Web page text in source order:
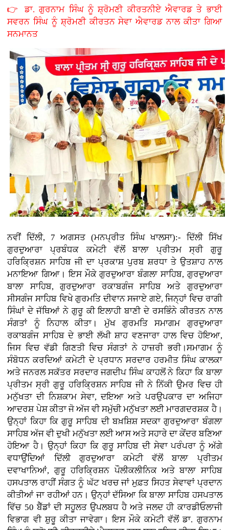
👉 ਡਾ. ਗੁਰਨਾਮ ਸਿੰਘ ਨੂੰ ਸ਼੍ਰੋਮਣੀ ਕੀਰਤਨੀਏ ਐਵਾਰਡ ਤੇ ਭਾਈ
ਸਵਰਨ ਸਿੰਘ ਨੂੰ ਸ਼੍ਰੋਮਣੀ ਕੀਰਤਨ ਸੇਵਾ ਐਵਾਰਡ ਨਾਲ ਕੀਤਾ ਗਿਆ
ਸਨਮਾਨਤ
ਨਵੀਂ ਦਿੱਲੀ, 7 ਅਗਸਤ (ਮਨਪ੍ਰੀਤ ਸਿੰਘ ਖਾਲਸਾ):- ਦਿੱਲੀ ਸਿੱਖ
ਗੁਰਦੁਆਰਾ ਪ੍ਰਬੰਧਕ ਕਮੇਟੀ ਵੱਲੋਂ ਬਾਲਾ ਪ੍ਰੀਤਮ ਸ੍ਰੀ ਗੁਰੂ
ਹਰਿਕ੍ਰਿਸ਼ਨ ਸਾਹਿਬ ਜੀ ਦਾ ਪ੍ਰਕਾਸ਼ ਪੁਰਬ ਸ਼ਰਧਾ ਤੇ ਉਤਸ਼ਾਹ ਨਾਲ
ਮਨਾਇਆ ਗਿਆ। ਇਸ ਮੌਕੇ ਗੁਰਦੁਆਰਾ ਬੰਗਲਾ ਸਾਹਿਬ, ਗੁਰਦੁਆਰਾ
ਬਾਲਾ ਸਾਹਿਬ, ਗੁਰਦੁਆਰਾ ਰਕਾਬਗੰਜ ਸਾਹਿਬ ਅਤੇ ਗੁਰਦੁਆਰਾ
ਸੀਸਗੰਜ ਸਾਹਿਬ ਵਿਖੇ ਗੁਰਮਤਿ ਦੀਵਾਨ ਸਜਾਏ ਗਏ, ਜਿਨ੍ਹਾਂ ਵਿਚ ਰਾਗੀ
ਸਿੰਘਾਂ ਦੇ ਜੱਥਿਆਂ ਨੇ ਗੁਰੂ ਕੀ ਇਲਾਹੀ ਬਾਣੀ ਦੇ ਰਸਭਿੰਨੇ ਕੀਰਤਨ ਨਾਲ
ਸੰਗਤਾਂ ਨੂੰ ਨਿਹਾਲ ਕੀਤਾ। ਮੁੱਖ ਗੁਰਮਤਿ ਸਮਾਗਮ ਗੁਰਦੁਆਰਾ
ਰਕਾਬਗੰਜ ਸਾਹਿਬ ਦੇ ਭਾਈ ਲੱਖੀ ਸ਼ਾਹ ਵਣਜਾਰਾ ਹਾਲ ਵਿਚ ਹੋਇਆ,
ਜਿਸ ਵਿਚ ਵੱਡੀ ਗਿਣਤੀ ਵਿਚ ਸੰਗਤਾਂ ਨੇ ਹਾਜ਼ਰੀ ਭਰੀ।ਸਮਾਗਮ ਨੂੰ
ਸੰਬੋਧਨ ਕਰਦਿਆਂ ਕਮੇਟੀ ਦੇ ਪ੍ਰਧਾਨ ਸਰਦਾਰ ਹਰਮੀਤ ਸਿੰਘ ਕਾਲਕਾ
ਅਤੇ ਜਨਰਲ ਸਕੱਤਰ ਸਰਦਾਰ ਜਗਦੀਪ ਸਿੰਘ ਕਾਹਲੋਂ ਨੇ ਕਿਹਾ ਕਿ ਬਾਲਾ
ਪ੍ਰੀਤਮ ਸ੍ਰੀ ਗੁਰੂ ਹਰਿਕ੍ਰਿਸ਼ਨ ਸਾਹਿਬ ਜੀ ਨੇ ਨਿੱਕੀ ਉਮਰ ਵਿਚ ਹੀ
ਮਨੁੱਖਤਾ ਦੀ ਨਿਸ਼ਕਾਮ ਸੇਵਾ, ਦਇਆ ਅਤੇ ਪਰਉਪਕਾਰ ਦਾ ਅਜਿਹਾ
ਆਦਰਸ਼ ਪੇਸ਼ ਕੀਤਾ ਜੋ ਅੱਜ ਵੀ ਸਮੁੱਚੀ ਮਨੁੱਖਤਾ ਲਈ ਮਾਰਗਦਰਸ਼ਕ ਹੈ।
ਉਨ੍ਹਾਂ ਕਿਹਾ ਕਿ ਗੁਰੂ ਸਾਹਿਬ ਦੀ ਬਖ਼ਸ਼ਿਸ਼ ਸਦਕਾ ਗੁਰਦੁਆਰਾ ਬੰਗਲਾ
ਸਾਹਿਬ ਅੱਜ ਵੀ ਦੁਖੀ ਮਨੁੱਖਤਾ ਲਈ ਆਸ ਅਤੇ ਸਹਾਰੇ ਦਾ ਕੇਂਦਰ ਬਣਿਆ
ਹੋਇਆ ਹੈ। ਉਨ੍ਹਾਂ ਕਿਹਾ ਕਿ ਗੁਰੂ ਸਾਹਿਬ ਦੀ ਸੇਵਾ ਪਰੰਪਰਾ ਨੂੰ ਅੱਗੇ
ਵਧਾਉਂਦਿਆਂ ਦਿੱਲੀ ਗੁਰਦੁਆਰਾ ਕਮੇਟੀ ਵੱਲੋਂ ਬਾਲਾ ਪ੍ਰੀਤਮ
ਦਵਾਖਾਨਿਆਂ, ਗੁਰੂ ਹਰਿਕ੍ਰਿਸ਼ਨ ਪੌਲੀਕਲੀਨਿਕ ਅਤੇ ਬਾਲਾ ਸਾਹਿਬ
ਹਸਪਤਾਲ ਰਾਹੀਂ ਸੰਗਤ ਨੂੰ ਘੱਟ ਖਰਚ ਜਾਂ ਮੁਫ਼ਤ ਸਿਹਤ ਸੇਵਾਵਾਂ ਪ੍ਰਦਾਨ
ਕੀਤੀਆਂ ਜਾ ਰਹੀਆਂ ਹਨ। ਉਨ੍ਹਾਂ ਦੱਸਿਆ ਕਿ ਬਾਲਾ ਸਾਹਿਬ ਹਸਪਤਾਲ
ਵਿੱਚ 50 ਬੈੱਡਾਂ ਦੀ ਸਹੂਲਤ ਉਪਲਬਧ ਹੈ ਅਤੇ ਜਲਦ ਹੀ ਕਾਰਡੀਓਲਾਜੀ
ਵਿਭਾਗ ਵੀ ਸ਼ੁਰੂ ਕੀਤਾ ਜਾਵੇਗਾ। ਇਸ ਮੌਕੇ ਕਮੇਟੀ ਵੱਲੋਂ ਡਾ. ਗੁਰਨਾਮ